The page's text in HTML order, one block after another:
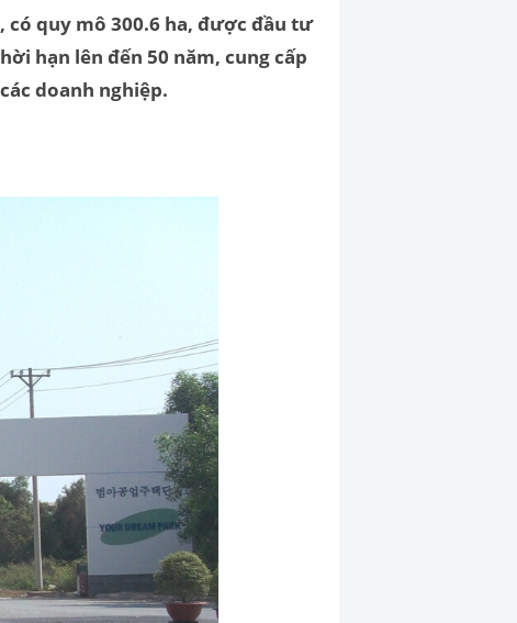
có quy mô 300.6 ha, được đầu tư
hạn lên đến 50 năm, cung cấp
doanh nghiệp.